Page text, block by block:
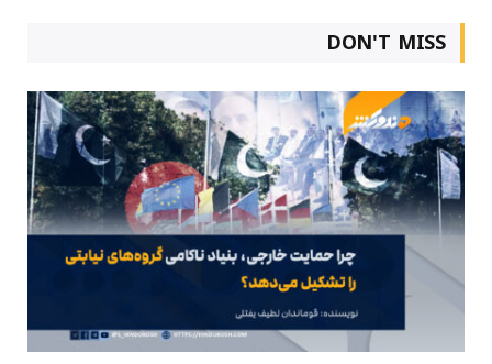
DON'T MISS